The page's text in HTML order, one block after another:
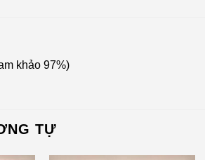
khảo 97%)
TỰ